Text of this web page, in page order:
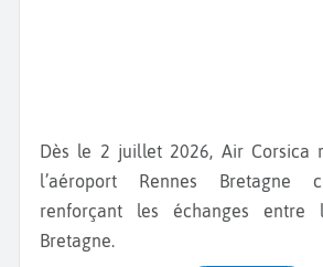
Dès le 2 juillet 2026, Air Corsica reliera Ajaccio à
l’aéroport Rennes Bretagne
renforçant les échanges
Bretagne.